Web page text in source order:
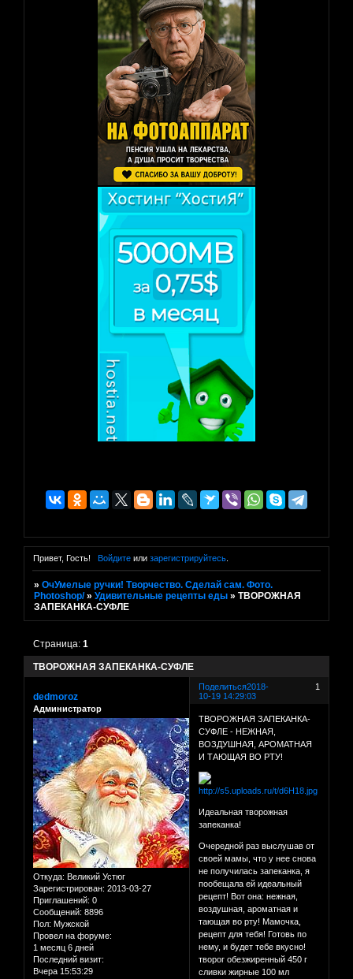
Привет, Гость! Войдитеили зарегистрируйтесь.
»ОчУмелые ручки! Творчество. Сделай сам. Фото.
Photoshop/ »Удивительные рецепты еды »ТВОРОЖНАЯ
ЗАПЕКАНКА-СУФЛЕ
ТВОРОЖНАЯ ЗАПЕКАНКА-СУФЛЕ
Страница:1
Поделиться 1
2018-
10-19 14:29:03
dedmoroz
Администратор
Откуда: Великий Устюг
Зарегистрирован: 2013-03-27
Приглашений: 0
Сообщений: 8896
Пол: Мужской
Провел на форуме:
1 месяц 6 дней
Последний визит:
Вчера 15:53:29
ТВОРОЖНАЯ ЗАПЕКАНКА-
СУФЛЕ - НЕЖНАЯ,
ВОЗДУШНАЯ, АРОМАТНАЯ
И ТАЮЩАЯ ВО РТУ!
Идеальная творожная
запеканка!
Очередной раз выслушав от
своей мамы, что у нее снова
не получилась запеканка, я
пообещала ей идеальный
рецепт! Вот она: нежная,
воздушная, ароматная и
тающая во рту! Мамочка,
рецепт для тебя! Готовь по
нему, и будет тебе вкусно!
творог обезжиренный 450 г
сливки жирные 100 мл